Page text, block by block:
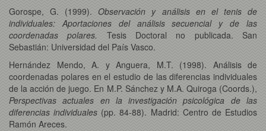
Gorospe, G. (1999). Observación y análisis en el tenis de
individuales: Aportaciones del análisis secuencial y de las
coordenadas polares.
Tesis Doctoral no publicada. San
Sebastián: Universidad del País Vasco.
Hernández Mendo, A. y Anguera, M.T. (1998). Análisis de
coordenadas polares en el estudio de las diferencias individuales
de la acción de juego. En M.P. Sánchez y M.A. Quiroga (Coords.),
Perspectivas actuales en la investigación psicológica de las
diferencias individuales (pp. 84-88). Madrid: Centro de Estudios
Ramón Areces.